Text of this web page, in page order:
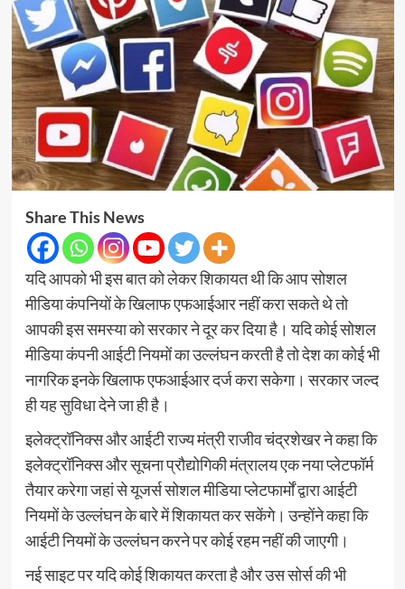
Share This News
यदि आपको भी इस बात को लेकर शिकायत थी कि आप सोशल
मीडिया कंपनियों के खिलाफ एफआईआर नहीं करा सकते थे तो
आपकी इस समस्या को सरकार ने दूर कर दिया है। यदि कोई सोशल
मीडिया कंपनी आईटी नियमों का उल्लंघन करती है तो देश का कोई भी
नागरिक इनके खिलाफ एफआईआर दर्ज करा सकेगा। सरकार जल्द
ही यह सुविधा देने जा ही है।
इलेक्ट्रॉनिक्स और आईटी राज्य मंत्री राजीव चंद्रशेखर ने कहा कि
इलेक्ट्रॉनिक्स और सूचना प्रौद्योगिकी मंत्रालय एक नया प्लेटफॉर्म
तैयार करेगा जहां से यूजर्स सोशल मीडिया प्लेटफार्मों द्वारा आईटी
नियमों के उल्लंघन के बारे में शिकायत कर सकेंगे। उन्होंने कहा कि
आईटी नियमों के उल्लंघन करने पर कोई रहम नहीं की जाएगी।
नई साइट पर यदि कोई शिकायत करता है और उस सोर्स की भी